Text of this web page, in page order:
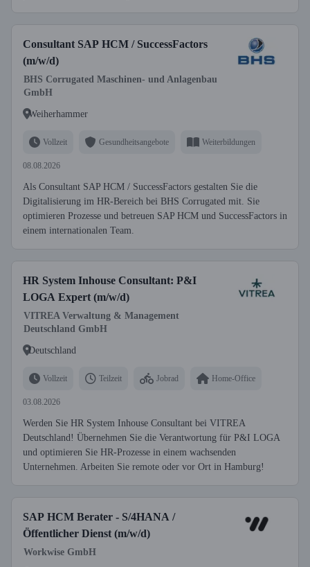
Consultant SAP HCM / SuccessFactors
(m/w/d)
BHS Corrugated Maschinen- und Anlagenbau
GmbH
Weiherhammer
Vollzeit Gesundheitsangebote Weiterbildungen
08.08.2026
Als Consultant SAP HCM / SuccessFactors gestalten Sie die
Digitalisierung im HR-Bereich bei BHS Corrugated mit. Sie
optimieren Prozesse und betreuen SAP HCM und SuccessFactors in
einem internationalen Team.
HR System Inhouse Consultant: P&I
LOGA Expert (m/w/d)
VITREA Verwaltung & Management
Deutschland GmbH
Deutschland
Vollzeit Teilzeit Jobrad Home-Office
03.08.2026
Werden Sie HR System Inhouse Consultant bei VITREA
Deutschland! Übernehmen Sie die Verantwortung für P&I LOGA
und optimieren Sie HR-Prozesse in einem wachsenden
Unternehmen. Arbeiten Sie remote oder vor Ort in Hamburg!
SAP HCM Berater - S/4HANA /
Öffentlicher Dienst (m/w/d)
Workwise GmbH